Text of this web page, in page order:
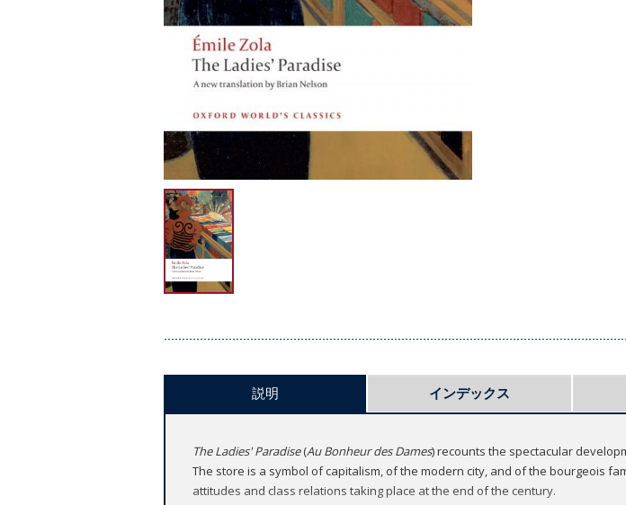
説明 インデックス
The Ladies' Paradise(Au Bonheur des Dames) recounts the spectacular
The store is a symbol of capitalism, of the modern city, and of the bourgeois
attitudes and class relations taking place at the end of the century.